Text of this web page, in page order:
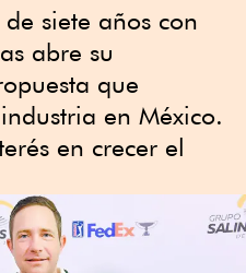
siete años con
abre su
que
en México.
en crecer el